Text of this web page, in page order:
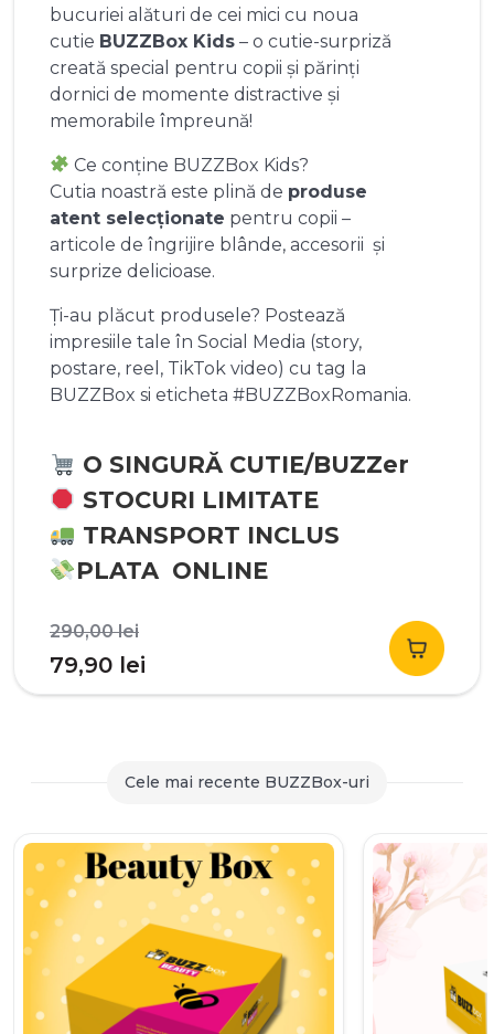
bucuriei alături de cei mici cu noua
cutie BUZZBox Kids – o cutie-surpriză
creată special pentru copii și părinți
dornici de momente distractive și
memorabile împreună!
Ce conține BUZZBox Kids?
Cutia noastră este plină de produse
atent selecționate pentru copii –
articole de îngrijire blânde, accesorii și
surprize delicioase.
Ți-au plăcut produsele? Postează
impresiile tale în Social Media (story,
postare, reel, TikTok video) cu tag la
BUZZBox si eticheta #BUZZBoxRomania.
O SINGURĂ CUTIE/BUZZer
STOCURI LIMITATE
TRANSPORT INCLUS
PLATA ONLINE
290,00leiPrețul
inițial
a
290,00 lei.
79,90 lei
curent
79,90 lei.
Cele mai recente BUZZBox-uri